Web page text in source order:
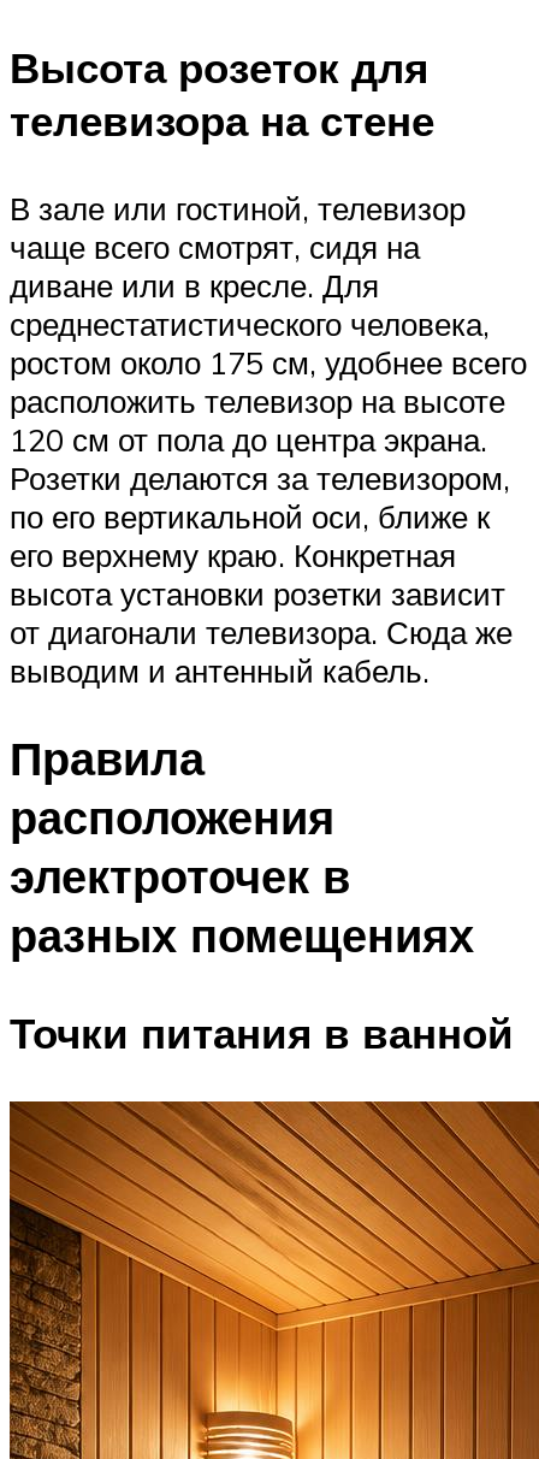
Высота розеток для
телевизора на стене
В зале или гостиной, телевизор
чаще всего смотрят, сидя на
диване или в кресле. Для
среднестатистического человека,
ростом около 175 см, удобнее всего
расположить телевизор на высоте
120 см от пола до центра экрана.
Розетки делаются за телевизором,
по его вертикальной оси, ближе к
его верхнему краю. Конкретная
высота установки розетки зависит
от диагонали телевизора. Сюда же
выводим и антенный кабель.
Правила
расположения
электроточек в
разных помещениях
Точки питания в ванной